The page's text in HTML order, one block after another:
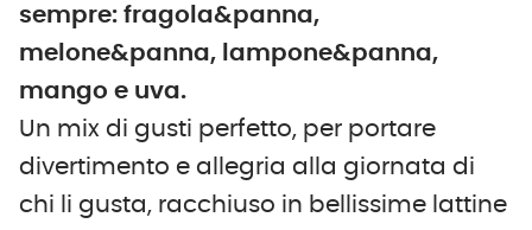
sempre: fragola&panna,
melone&panna, lampone&panna,
mango e uva.
Un mix di gusti perfetto, per portare
divertimento e allegria alla giornata di
chi li gusta, racchiuso in bellissime lattine